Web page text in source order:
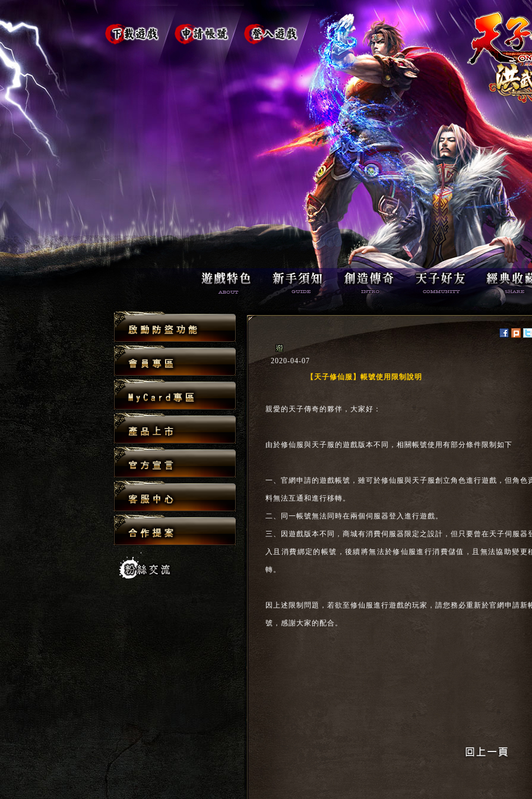
2020-04-07
【天子修仙服】帳號使用限制說明
親愛的天子傳奇的夥伴，大家好：
由於修仙服與天子服的遊戲版本不同，相關帳號使用有部分條件限制如下
一、官網申請的遊戲帳號，雖可於修仙服與天子服創立角色進行遊戲，但角色
料無法互通和進行移轉。
二、同一帳號無法同時在兩個伺服器登入進行遊戲。
三、因遊戲版本不同，商城有消費伺服器限定之設計，但只要曾在天子伺服器
入且消費綁定的帳號，後續將無法於修仙服進行消費儲值，且無法協助變更
轉。
因上述限制問題，若欲至修仙服進行遊戲的玩家，請您務必重新於官網申請新
號，感謝大家的配合。